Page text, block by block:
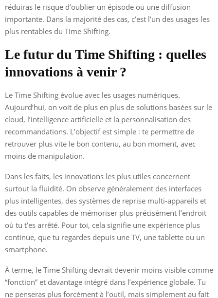
réduiras le risque d’oublier un épisode ou une diffusion
importante. Dans la majorité des cas, c’est l’un des usages les
plus rentables du Time Shifting.
Le futur du Time Shifting : quelles
innovations à venir ?
Le Time Shifting évolue avec les usages numériques.
Aujourd’hui, on voit de plus en plus de solutions basées sur le
cloud, l’intelligence artificielle et la personnalisation des
recommandations. L’objectif est simple : te permettre de
retrouver plus vite le bon contenu, au bon moment, avec
moins de manipulation.
Dans les faits, les innovations les plus utiles concernent
surtout la fluidité. On observe généralement des interfaces
plus intelligentes, des systèmes de reprise multi-appareils et
des outils capables de mémoriser plus précisément l’endroit
où tu t’es arrêté. Pour toi, cela signifie une expérience plus
continue, que tu regardes depuis une TV, une tablette ou un
smartphone.
À terme, le Time Shifting devrait devenir moins visible comme
“fonction” et davantage intégré dans l’expérience globale. Tu
ne penseras plus forcément à l’outil, mais simplement au fait